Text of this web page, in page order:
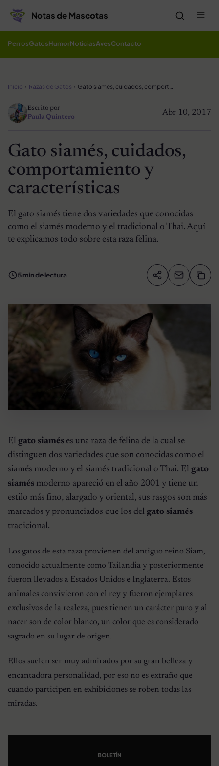
Notas de Mascotas
PerrosGatosHumorNoticiasAvesContacto
Inicio Razas de Gatos Gato siamés, cuidados, comportamiento y características
Abr 10, 2017
Escrito por
Paula Quintero
Gato siamés, cuidados,
comportamiento y
características
El gato siamés tiene dos variedades que conocidas
como el siamés moderno y el tradicional o Thai. Aquí
te explicamos todo sobre esta raza felina.
5 min de lectura Compartir
El gato siamés es una raza de felina de la cual se
distinguen dos variedades que son conocidas como el
siamés moderno y el siamés tradicional o Thai. El gato
siamés moderno apareció en el año 2001 y tiene un
estilo más fino, alargado y oriental, sus rasgos son más
marcados y pronunciados que los del gato siamés
tradicional.
Los gatos de esta raza provienen del antiguo reino Siam,
conocido actualmente como Tailandia y posteriormente
fueron llevados a Estados Unidos e Inglaterra. Estos
animales convivieron con el rey y fueron ejemplares
exclusivos de la realeza, pues tienen un carácter puro y al
nacer son de color blanco, un color que es considerado
sagrado en su lugar de origen.
Ellos suelen ser muy admirados por su gran belleza y
encantadora personalidad, por eso no es extraño que
cuando participen en exhibiciones se roben todas las
miradas.
BOLETÍN